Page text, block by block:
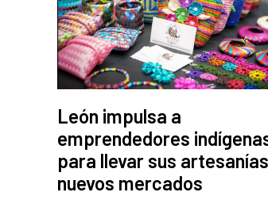
León impulsa a
emprendedores
para llevar sus
nuevos mercados